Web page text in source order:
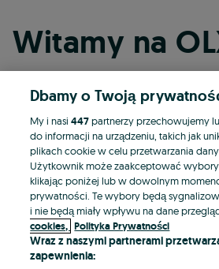
Witamy na
Kontynuuj przez
Kontynuuj przez
Kontynuuj przez
LUB
Dbamy o Twoją
My i nasi447partnerzy przechowujemy
do informacji na urządzeniu, takich jak
plikach cookie w celu przetwarzania
Użytkownik może zaakceptować wybory
klikając poniżej lub w dowolnym
prywatności. Te wybory będą
i nie będą miały wpływu na dane
cookies, Polityka Prywatności
Wraz z naszymi partnerami
zapewnienia: